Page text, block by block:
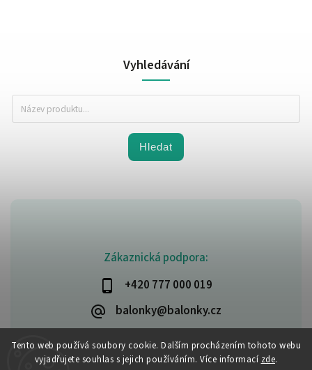
Tento web používá soubory cookie. Dalším procházením tohoto webu
vyjadřujete souhlas s jejich používáním. Více informací zde.
Zákaznická podpora:
+420 777 000 019
balonky@balonky.cz
Vyhledávání
Hledat